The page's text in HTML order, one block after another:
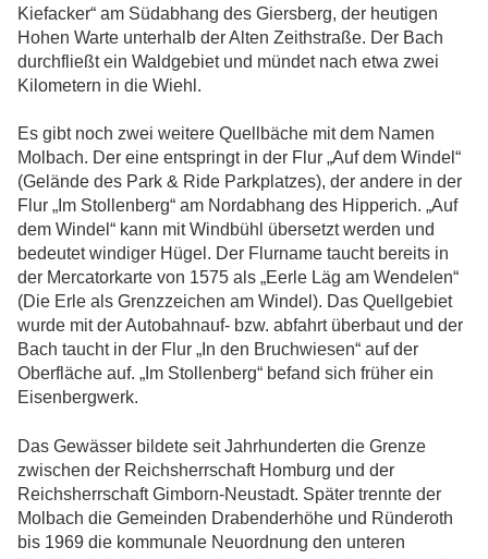
Kiefacker“ am Südabhang des Giersberg, der heutigen
Hohen Warte unterhalb der Alten Zeithstraße. Der Bach
durchfließt ein Waldgebiet und mündet nach etwa zwei
Kilometern in die Wiehl.
Es gibt noch zwei weitere Quellbäche mit dem Namen
Molbach. Der eine entspringt in der Flur „Auf dem Windel“
(Gelände des Park & Ride Parkplatzes), der andere in der
Flur „Im Stollenberg“ am Nordabhang des Hipperich. „Auf
dem Windel“ kann mit Windbühl übersetzt werden und
bedeutet windiger Hügel. Der Flurname taucht bereits in
der Mercatorkarte von 1575 als „Eerle Läg am Wendelen“
(Die Erle als Grenzzeichen am Windel). Das Quellgebiet
wurde mit der Autobahnauf- bzw. abfahrt überbaut und der
Bach taucht in der Flur „In den Bruchwiesen“ auf der
Oberfläche auf. „Im Stollenberg“ befand sich früher ein
Eisenbergwerk.
Das Gewässer bildete seit Jahrhunderten die Grenze
zwischen der Reichsherrschaft Homburg und der
Reichsherrschaft Gimborn-Neustadt. Später trennte der
Molbach die Gemeinden Drabenderhöhe und Ründeroth
bis 1969 die kommunale Neuordnung den unteren